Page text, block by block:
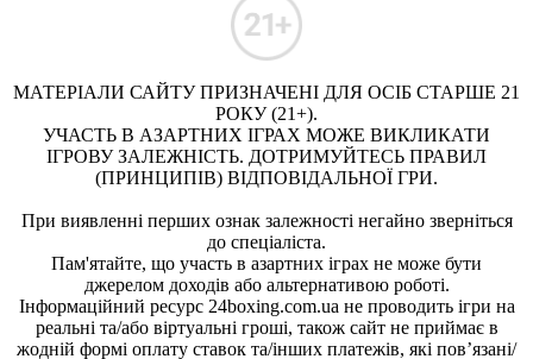
МАТЕРІАЛИ САЙТУ ПРИЗНАЧЕНІ ДЛЯ ОСІБ СТАРШЕ 21
РОКУ (21+).
УЧАСТЬ В АЗАРТНИХ ІГРАХ МОЖЕ ВИКЛИКАТИ
ІГРОВУ ЗАЛЕЖНІСТЬ. ДОТРИМУЙТЕСЬ ПРАВИЛ
(ПРИНЦИПІВ) ВІДПОВІДАЛЬНОЇ ГРИ.
При виявленні перших ознак залежності негайно зверніться
до спеціаліста.
Пам'ятайте, що участь в азартних іграх не може бути
джерелом доходів або альтернативою роботі.
Інформаційний ресурс 24boxing.com.ua не проводить ігри на
реальні та/або віртуальні гроші, також сайт не приймає в
жодній формі оплату ставок та/інших платежів, які пов’язані/